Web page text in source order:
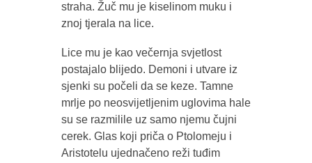
straha. Žuč mu je kiselinom muku i
znoj tjerala na lice.
Lice mu je kao večernja svjetlost
postajalo blijedo. Demoni i utvare iz
sjenki su počeli da se keze. Tamne
mrlje po neosvijetljenim uglovima hale
su se razmilile uz samo njemu čujni
cerek. Glas koji priča o Ptolomeju i
Aristotelu ujednačeno reži tuđim